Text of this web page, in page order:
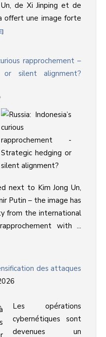
de Xi Jinping et de
offert une image forte
rapprochement –
or silent alignment?
next to Kim Jong Un,
Putin – the image has
from the international
with ...
des attaques
Les opérations
cybernétiques sont
devenues un